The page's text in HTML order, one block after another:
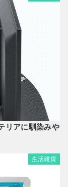
リアに馴染みや
生活雑貨